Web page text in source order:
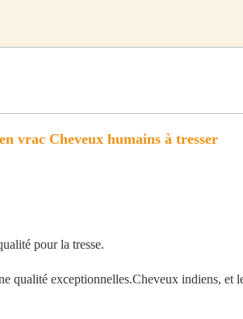
vrac Cheveux humains à tresser
pour la tresse.
qualité exceptionnelles.Cheveux indiens, et